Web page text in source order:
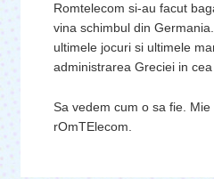
Romtelecom si-au facut
vina schimbul din
ultimele jocuri si ultimele
administrarea Greciei in
Sa vedem cum o sa fie.
rOmTElecom.